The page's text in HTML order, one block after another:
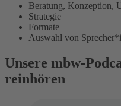
Beratung, Konzeption,
Strategie
Formate
Auswahl von
Unsere mbw-
reinhören